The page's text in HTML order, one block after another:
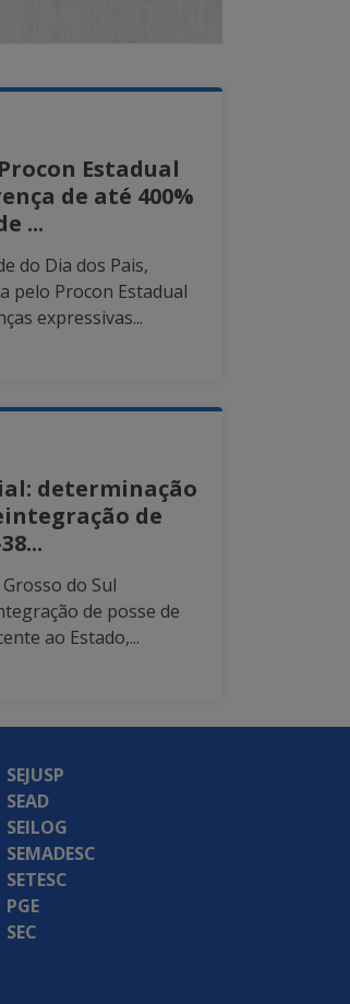
Estadual
de até 400%
...
do Dia dos Pais,
pelo Procon Estadual
expressivas...
determinação
de
do Sul
de posse de
ao Estado,...
SEJUSP
SEAD
SEILOG
SEMADESC
SETESC
PGE
SEC